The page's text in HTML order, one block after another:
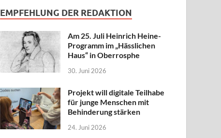
EMPFEHLUNG DER REDAKTION
Am 25. Juli Heinrich Heine-
Programm im „Hässlichen
Haus“ in Oberrosphe
30. Juni 2026
Projekt will digitale Teilhabe
für junge Menschen mit
Behinderung stärken
24. Juni 2026